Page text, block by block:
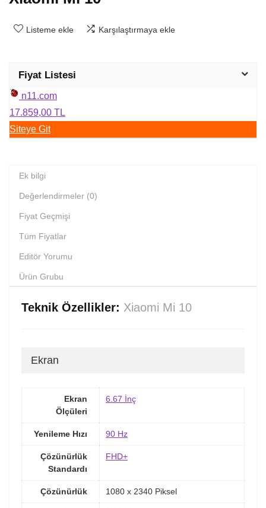
Listeme ekle Karşılaştırmaya ekle
Fiyat Listesi
n11.com
17.859,00 TL
Siteye Git
Ek bilgi
Değerlendirmeler (0)
Fiyat Geçmişi
Tüm Fiyatlar
Editör Yorumu
Ürün Grubu
Teknik Özellikler: Xiaomi Mi 10
Ekran
Ekran
Ölçüleri
6.67 İnç
Yenileme Hızı 90 Hz
Çözünürlük
Standardı
FHD+
Çözünürlük 1080 x 2340 Piksel